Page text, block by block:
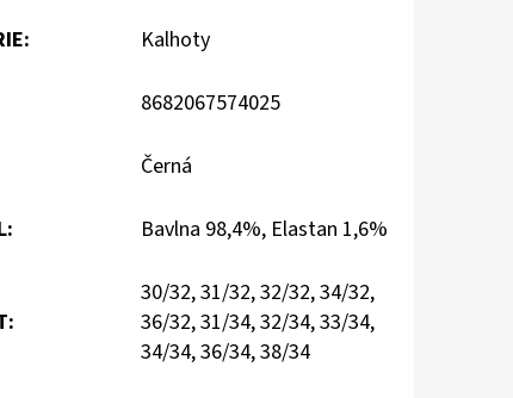
: Kalhoty
8682067574025
Černá
: Bavlna 98,4%, Elastan 1,6%
:
30/32, 31/32, 32/32, 34/32,
36/32, 31/34, 32/34, 33/34,
34/34, 36/34, 38/34